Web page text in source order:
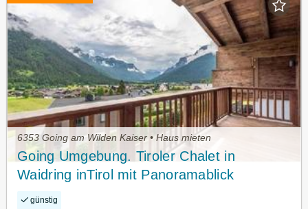
6353 Going am Wilden Kaiser • Haus mieten
Going Umgebung. Tiroler Chalet in
Waidring inTirol mit Panoramablick
günstig